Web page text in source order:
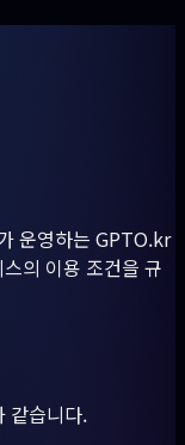
운영하는 GPTO.kr
의 이용 조건을 규
같습니다.